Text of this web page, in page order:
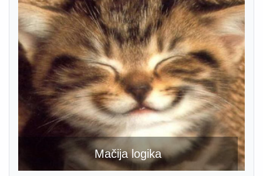
Mačija logika